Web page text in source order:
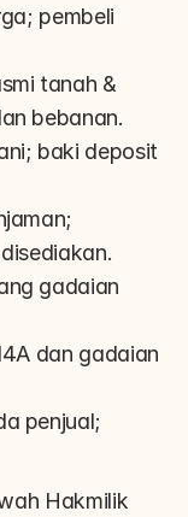
pembeli
tanah &
bebanan.
baki deposit
gadaian
dan gadaian
penjual;
Hakmilik